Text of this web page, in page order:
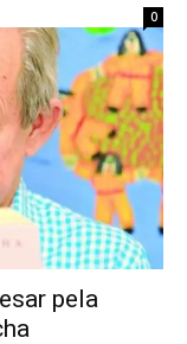
0
pela